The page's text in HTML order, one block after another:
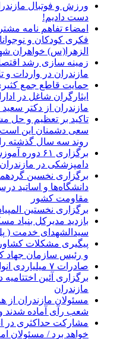
ورزش و فوتبال
دست دادیم!
امضاء تفاهم نامه
فکری کودکان و
الزهرا(س) خواهران
زمینه سازی رشد
مازندران در واردات و
حمایت قاطع جمع
ایثارگران شاغل در
مازندران از دکتر
تاکید بر تعظیم و حل
سعی دشمنان این است
روند سه سال گذشته را
برگزاری ۶۱
دامپزشکی در مازندران
برگزاری نخسین
دانشگاه‌ها و اساتید
مقاومت کشور
برگزاری نخستین
بازدید مدیرکل بنیاد
سیدالشهدای خدمت (
پیگیری مشکلات
و رئیس سازمان جهاد
صادرات ۷ میلیاردی انواع صنایع دستی از مرکز مازندران
برگزاری آئین
مازندران
مسئولان مازندران از
شعب رآی آماده شدند و
مشارکت حداکثری در
خواهد برد / مسئولان